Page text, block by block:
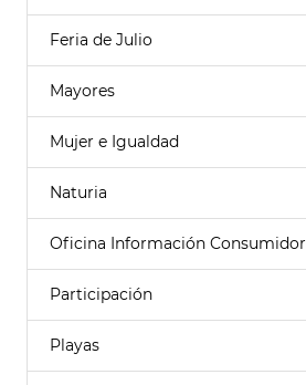
Feria de Julio
Mayores
Mujer e Igualdad
Naturia
Oficina Información Consumidor
Participación
Playas